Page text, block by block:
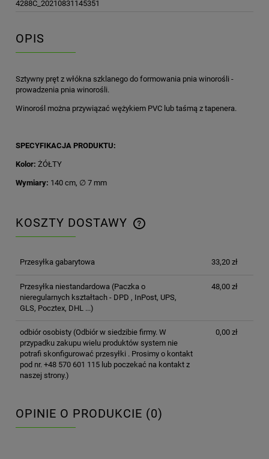
4288C_20210831145351
OPIS
Sztywny pręt z włókna szklanego do formowania pnia winorośli -
prowadzenia pnia winorośli.
Winorośl można przywiązać wężykiem PVC lub taśmą z tapenera.
SPECYFIKACJA PRODUKTU:
Kolor: ŻÓŁTY
Wymiary: 140 cm, ∅ 7 mm
KOSZTY DOSTAWY
CENA NIE ZAWIERA EWENTUALNYCH KOSZTÓW
Przesyłka gabarytowa 33,20 zł
Przesyłka niestandardowa(Paczka o
nieregularnych kształtach - DPD , InPost, UPS,
GLS, Pocztex, DHL ...)
48,00 zł
odbiór osobisty(Odbiór w siedzibie firmy. W
przypadku zakupu wielu produktów system nie
potrafi skonfigurować przesyłki . Prosimy o kontakt
pod nr. +48 570 601 115 lub poczekać na kontakt z
naszej strony.)
0,00 zł
OPINIE O PRODUKCIE (0)